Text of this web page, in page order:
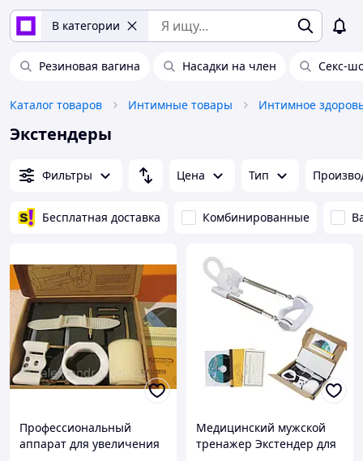
В категории
Резиновая вагина Насадки на член Секс-
Каталог товаров Интимные товары Интимное
Экстендеры
Фильтры Цена Тип
Бесплатная доставка Комбинированные
Профессиональный
аппарат для увеличения
Медицинский мужской
тренажер Экстендер для